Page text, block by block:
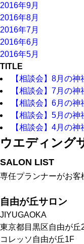
2016年9月
2016年8月
2016年7月
2016年6月
2016年5月
TITLE
【相談会】8月の
【相談会】7月の
【相談会】6月の
【相談会】5月の
【相談会】4月の
ウエディング
SALON LIST
専任プランナーがお客
自由が丘サロン
JIYUGAOKA
東京都目黒区自由が丘
コレッソ自由が丘1F